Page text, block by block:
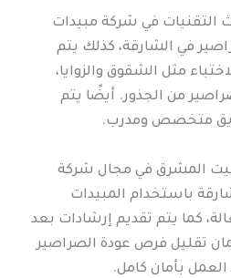
التقنيات في شركة مبيدات
في الشارقة، كذلك يتم
مثل الشقوق والزوايا،
من الجذور. أيضًا يتم
متخصص ومدرب.
المشرق في مجال شركة
باستخدام المبيدات
كما يتم تقديم إرشادات بعد
تقليل فرص عودة الصراصير
بأمان كامل.